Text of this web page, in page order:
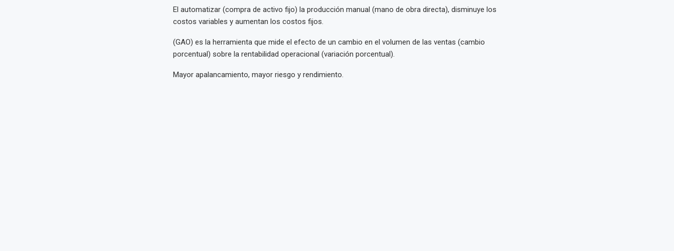
El automatizar (compra de activo fijo) la producción manual (mano de obra directa), disminuye los
costos variables y aumentan los costos fijos.
(GAO) es la herramienta que mide el efecto de un cambio en el volumen de las ventas (cambio
porcentual) sobre la rentabilidad operacional (variación porcentual).
Mayor apalancamiento, mayor riesgo y rendimiento.